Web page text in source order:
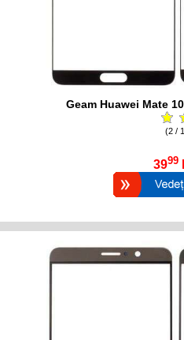
Geam Huawei Mate
(2 /
3999